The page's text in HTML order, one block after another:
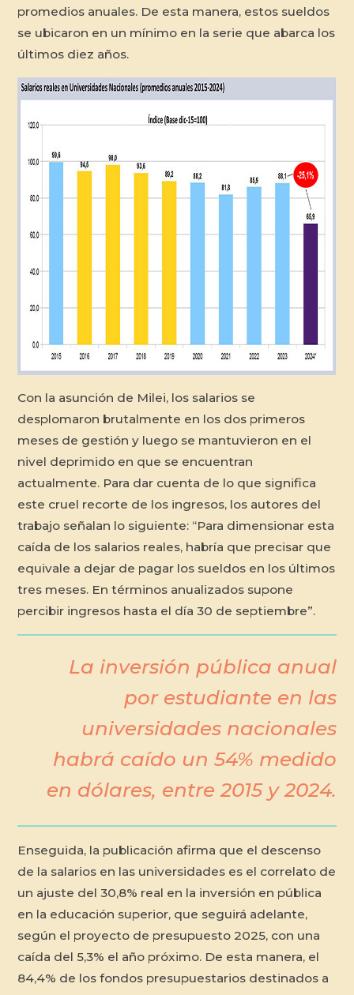
promedios anuales. De esta manera, estos sueldos
se ubicaron en un mínimo en la serie que abarca los
últimos diez años.
Con la asunción de Milei, los salarios se
desplomaron brutalmente en los dos primeros
meses de gestión y luego se mantuvieron en el
nivel deprimido en que se encuentran
actualmente. Para dar cuenta de lo que significa
este cruel recorte de los ingresos, los autores del
trabajo señalan lo siguiente: “Para dimensionar esta
caída de los salarios reales, habría que precisar que
equivale a dejar de pagar los sueldos en los últimos
tres meses. En términos anualizados supone
percibir ingresos hasta el día 30 de septiembre”.
La inversión pública anual
por estudiante en las
universidades nacionales
habrá caído un 54% medido
en dólares, entre 2015 y 2024.
Enseguida, la publicación afirma que el descenso
de la salarios en las universidades es el correlato de
un ajuste del 30,8% real en la inversión en pública
en la educación superior, que seguirá adelante,
según el proyecto de presupuesto 2025, con una
caída del 5,3% el año próximo. De esta manera, el
84,4% de los fondos presupuestarios destinados a